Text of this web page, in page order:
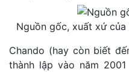
Nguồn gốc, xuất xứ
Chando (hay còn biết
thành lập vào năm